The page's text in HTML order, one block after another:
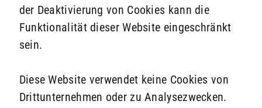
der Deaktivierung von Cookies kann die
Funktionalität dieser Website eingeschränkt
sein.
Diese Website verwendet keine Cookies von
Drittunternehmen oder zu Analysezwecken.